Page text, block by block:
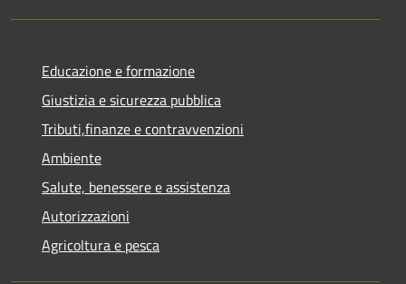
Educazione e formazione
Giustizia e sicurezza pubblica
Tributi,finanze e contravvenzioni
Ambiente
Salute, benessere e assistenza
Autorizzazioni
Agricoltura e pesca